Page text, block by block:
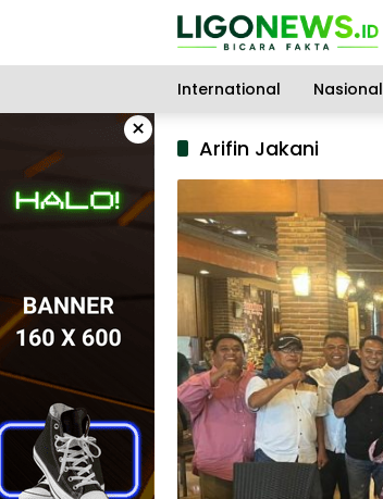
International
Nasional
×
Arifin Jakani